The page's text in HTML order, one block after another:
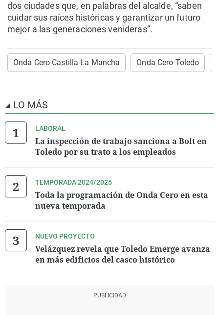
dos ciudades que, en palabras del alcalde, “saben
cuidar sus raíces históricas y garantizar un futuro
mejor a las generaciones venideras”.
Onda Cero Castilla-La Mancha Onda Cero Toledo
LO MÁS
LABORAL
La inspección de trabajo sanciona a Bolt en
Toledo por su trato a los empleados
TEMPORADA 2024/2025
Toda la programación de Onda Cero en esta
nueva temporada
NUEVO PROYECTO
Velázquez revela que Toledo Emerge avanza
en más edificios del casco histórico